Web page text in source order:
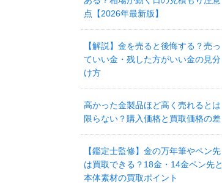
点【2026年最新版】
【解説】金を売ると後悔する？売っ
ていい金・残した方がいい金の見分
け方
高かった金製品ほど高く売れるとは
限らない？購入価格と買取価格の差
【鑑定士監修】金の万年筆やペン先
は買取できる？18金・14金ペン先と
本体素材の買取ポイント